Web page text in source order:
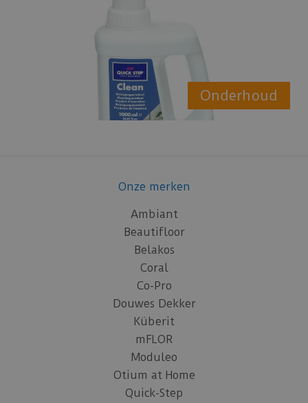
Onderhoud
Onze merken
Ambiant
Beautifloor
Belakos
Coral
Co-Pro
Douwes Dekker
Küberit
mFLOR
Moduleo
Otium at Home
Quick-Step